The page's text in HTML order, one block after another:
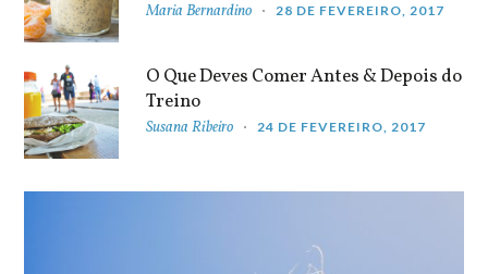
Maria Bernardino 28 DE FEVEREIRO, 2017
O Que Deves Comer Antes & Depois do
Treino
Susana Ribeiro 24 DE FEVEREIRO, 2017